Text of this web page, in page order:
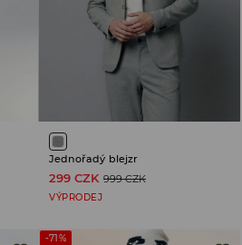
Jednořadý blejzr
299 CZK 999 CZK
VÝPRODEJ
-71%